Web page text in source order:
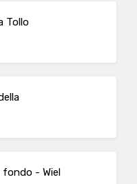
Tollo
fondo - Wiel